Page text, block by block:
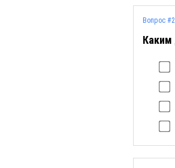
Вопрос
Каким